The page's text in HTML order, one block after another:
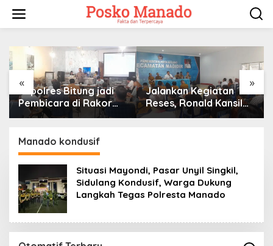
konten
« »
Kapolres Bitung jadi
Pembicara di Rakor
KPU terkait Persiapan
Jalankan Kegiatan
Reses, Ronald Kansil
Terima Keluhan Warga
Manado kondusif
Situasi Mayondi, Pasar Unyil Singkil,
Sidulang Kondusif, Warga Dukung
Langkah Tegas Polresta Manado